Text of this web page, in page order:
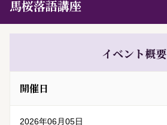
馬桜落語講座
イベント概要
開催日
2026年06月05日